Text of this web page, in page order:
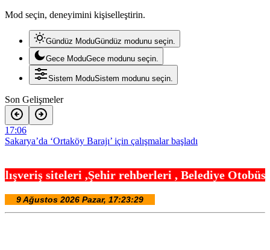
Mod seçin, deneyimini kişiselleştirin.
Gündüz ModuGündüz modunu seçin.
Gece ModuGece modunu seçin.
Sistem ModuSistem modunu seçin.
Son Gelişmeler
17:06
Sakarya’da ‘Ortaköy Barajı’ için çalışmalar başladı
Bursa’da Kıbrıs Gazisi Ali Çağlayan’a anlamlı ziyaret
16:54
Yöresel lezzetler gastronomi sokağında ziyaretçilerle buluşuyor
,Şehir rehberleri , Belediye